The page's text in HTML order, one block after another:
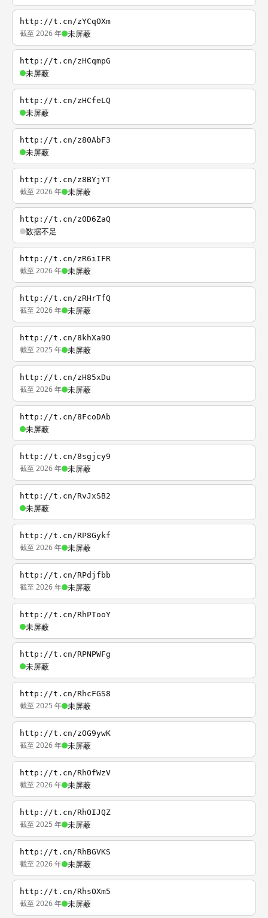
http://t.cn/zYCqOXm
截至 2026 年 未屏蔽
http://t.cn/zHCqmpG
未屏蔽
http://t.cn/zHCfeLQ
未屏蔽
http://t.cn/z80AbF3
未屏蔽
http://t.cn/z8BYjYT
截至 2026 年 未屏蔽
http://t.cn/z0D6ZaQ
数据不足
http://t.cn/zR6iIFR
截至 2026 年 未屏蔽
http://t.cn/zRHrTfQ
截至 2026 年 未屏蔽
http://t.cn/8khXa9O
截至 2025 年 未屏蔽
http://t.cn/zH85xDu
截至 2026 年 未屏蔽
http://t.cn/8FcoDAb
未屏蔽
http://t.cn/8sgjcy9
截至 2026 年 未屏蔽
http://t.cn/RvJxSB2
未屏蔽
http://t.cn/RP8Gykf
截至 2026 年 未屏蔽
http://t.cn/RPdjfbb
截至 2026 年 未屏蔽
http://t.cn/RhPTooY
未屏蔽
http://t.cn/RPNPWFg
未屏蔽
http://t.cn/RhcFGS8
截至 2025 年 未屏蔽
http://t.cn/zOG9ywK
截至 2026 年 未屏蔽
http://t.cn/RhOfWzV
截至 2026 年 未屏蔽
http://t.cn/RhOIJQZ
截至 2025 年 未屏蔽
http://t.cn/RhBGVKS
截至 2026 年 未屏蔽
http://t.cn/RhsOXm5
截至 2026 年 未屏蔽